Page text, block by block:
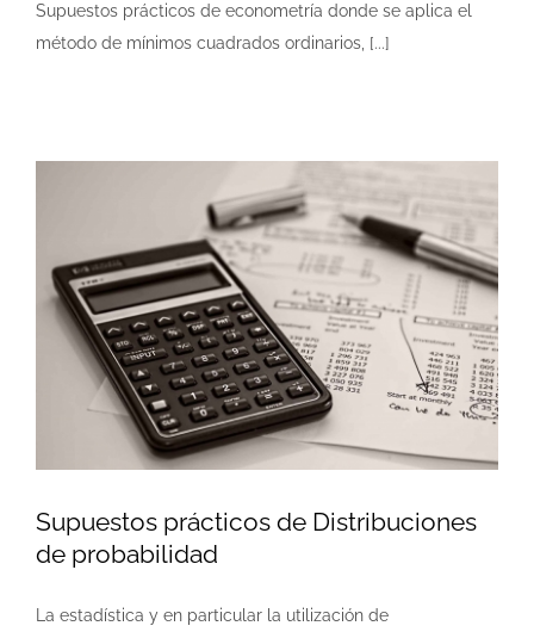
Supuestos prácticos de econometría donde se aplica el
método de mínimos cuadrados ordinarios, [...]
Supuestos prácticos de Distribuciones
de probabilidad
La estadística y en particular la utilización de